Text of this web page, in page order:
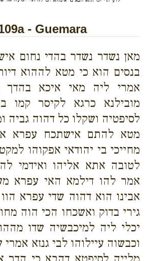
- Guemara
מאן נשדר נשדר בהדי נחום
בנסים הוא כי מטא לההוא
אמרי ליה מאי איכא
מובילנא כרגא לקיסר קמו
לסיפטיה ושקלו כל דהוה גביה
מטא להתם אישתכח עפרא
מחייכי בי יהודאי אפקוהו
לטובה אתא אליהו ואידמי
אמר להו דילמא האי עפרא
אבינו הוא דהוה שדי עפרא הוו
גירי בדוק ואשכחו הכי הוה
יכלי ליה למיכבשיה שדו
וכבשוה עיילוהו לבי גנזא